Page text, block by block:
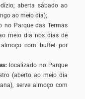
aberta sábado ao
ao meio dia);
no Parque das Termas
meio dia nos dias de
com buffet por
localizado no Parque
(aberto ao meio dia
serve almoço com